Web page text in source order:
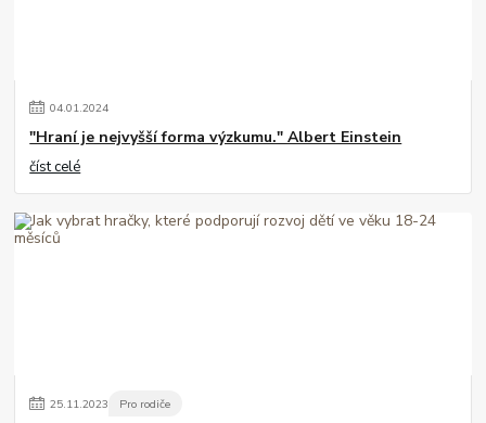
04.01.2024
"Hraní je nejvyšší forma výzkumu." Albert Einstein
číst celé
25.11.2023 Pro rodiče